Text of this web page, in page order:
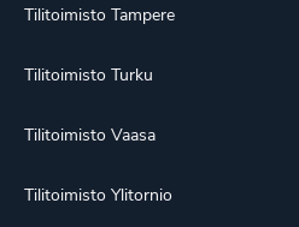
Tilitoimisto Tampere
Tilitoimisto Turku
Tilitoimisto Vaasa
Tilitoimisto Ylitornio